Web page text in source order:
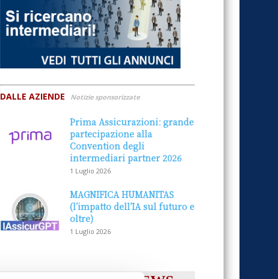
DALLE AZIENDE Notizie sponsorizzate
Prima Assicurazioni: grande
partecipazione alla
Convention degli
intermediari partner 2026
1 Luglio 2026
MAGNIFICA HUMANITAS
(l’impatto dell’IA sul futuro e
oltre)
1 Luglio 2026